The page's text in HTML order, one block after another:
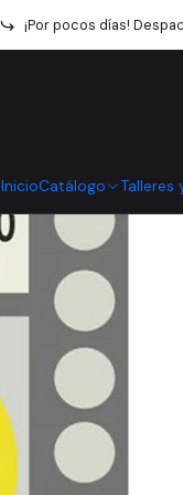
InicioCatálogo Talleres
¡Por pocos días!
Inicio Catálogo